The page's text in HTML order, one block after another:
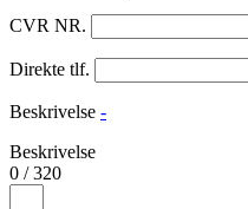
CVR NR.
Direkte tlf.
Beskrivelse -
Beskrivelse
0 /320